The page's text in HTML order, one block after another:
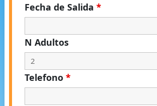
Fecha de Salida *
N Adultos
Telefono *